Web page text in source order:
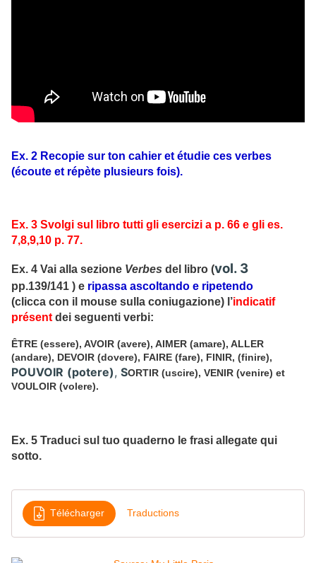
Ex. 2 Recopie sur ton cahier et étudie ces verbes
(écoute et répète plusieurs fois).
Ex. 3 Svolgi sul libro tutti gli esercizi a p. 66 e gli es.
7,8,9,10 p. 77.
Ex. 4 Vai alla sezione Verbes del libro (vol. 3
pp.139/141 ) e ripassa ascoltando e ripetendo
(clicca con il mouse sulla coniugazione) l’indicatif
présent dei seguenti verbi:
ÊTRE (essere), AVOIR (avere), AIMER (amare), ALLER
(andare), DEVOIR (dovere), FAIRE (fare), FINIR, (finire),
POUVOIR (potere), SORTIR (uscire), VENIR (venire) et
VOULOIR (volere).
Ex. 5 Traduci sul tuo quaderno le frasi allegate qui
sotto.
Télécharger Traductions